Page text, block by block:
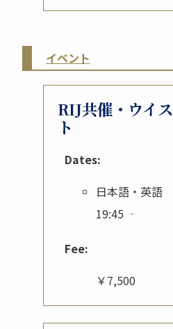
イベント
RIJ共催・ウイ
ト
Dates:
日本語・英語
19:45 ‐
Fee:
￥7,500